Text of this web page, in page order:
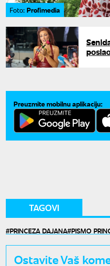
Foto: Profimedia
Preuzmite mobilnu aplikaciju:
TAGOVI
PRINCEZA DAJANA PISMO
Ostavite Vaš